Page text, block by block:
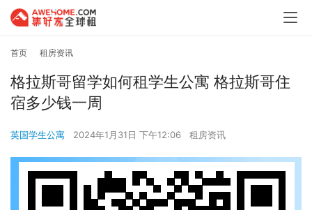
首页 租房资讯
格拉斯哥留学如何租学生公寓 格拉斯哥住
宿多少钱一周
英国学生公寓 2024年1月31日 下午12:06 租房资讯